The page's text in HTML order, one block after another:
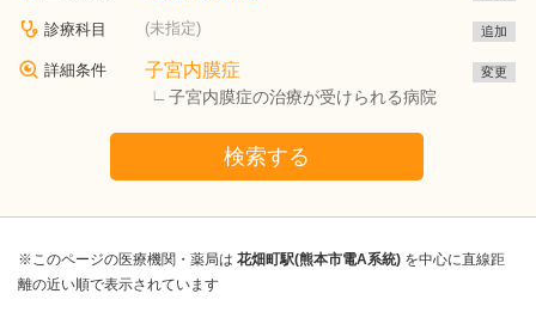
診療科目 (未指定) 追加
詳細条件 子宮内膜症
子宮内膜症の治療が受けられる病院
変更
検索する
※このページの医療機関・薬局は 花畑町駅(熊本市電A系統) を中心に直線距
離の近い順で表示されています